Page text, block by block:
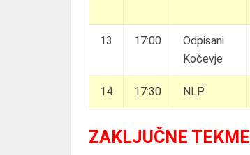
13 17:00
Odpisani
Kočevje
14 17:30 NLP
ZAKLJUČNE TEKME